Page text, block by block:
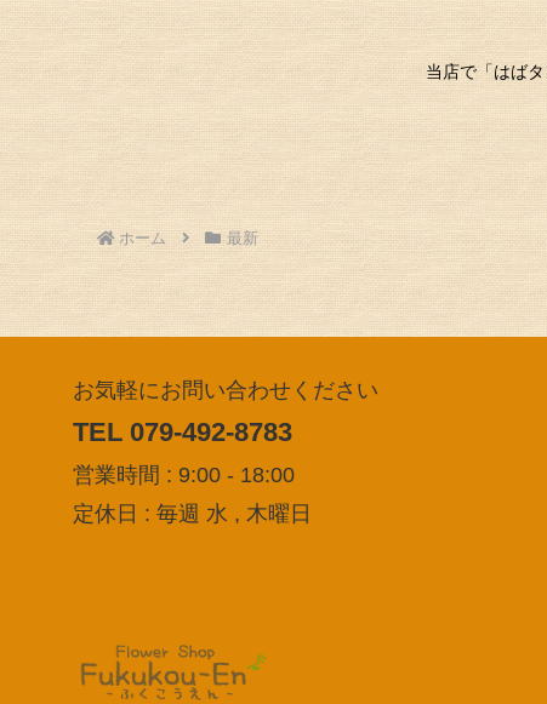
当店で「はば
ホーム 最新
お気軽にお問い合わせください
TEL 079-492-8783
営業時間 : 9:00 - 18:00
定休日 : 毎週 水 , 木曜日